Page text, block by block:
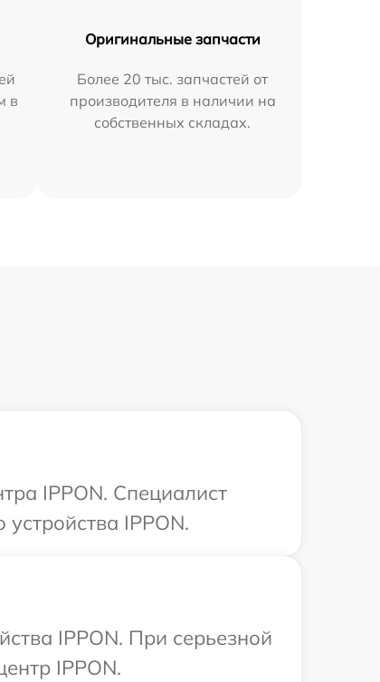
в
Оригинальные запчасти
Более 20 тыс. запчастей от
производителя в наличии на
собственных складах.
IPPON. Специалист
IPPON.
IPPON. При серьезной
IPPON.